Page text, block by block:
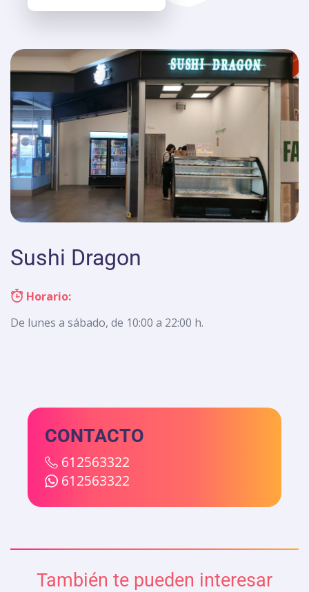
Sushi Dragon
Horario:
De lunes a sábado, de 10:00 a 22:00 h.
CONTACTO
612563322
612563322
También te pueden interesar